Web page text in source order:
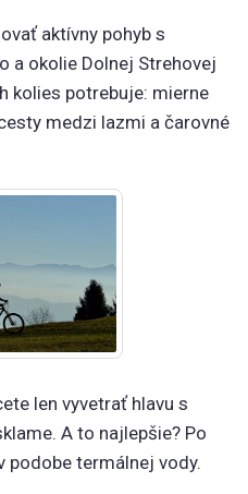
aktívny pohyb s
a okolie Dolnej Strehovej
kolies potrebuje: mierne
medzi lazmi a čarovné
len vyvetrať hlavu s
A to najlepšie? Po
podobe termálnej vody.